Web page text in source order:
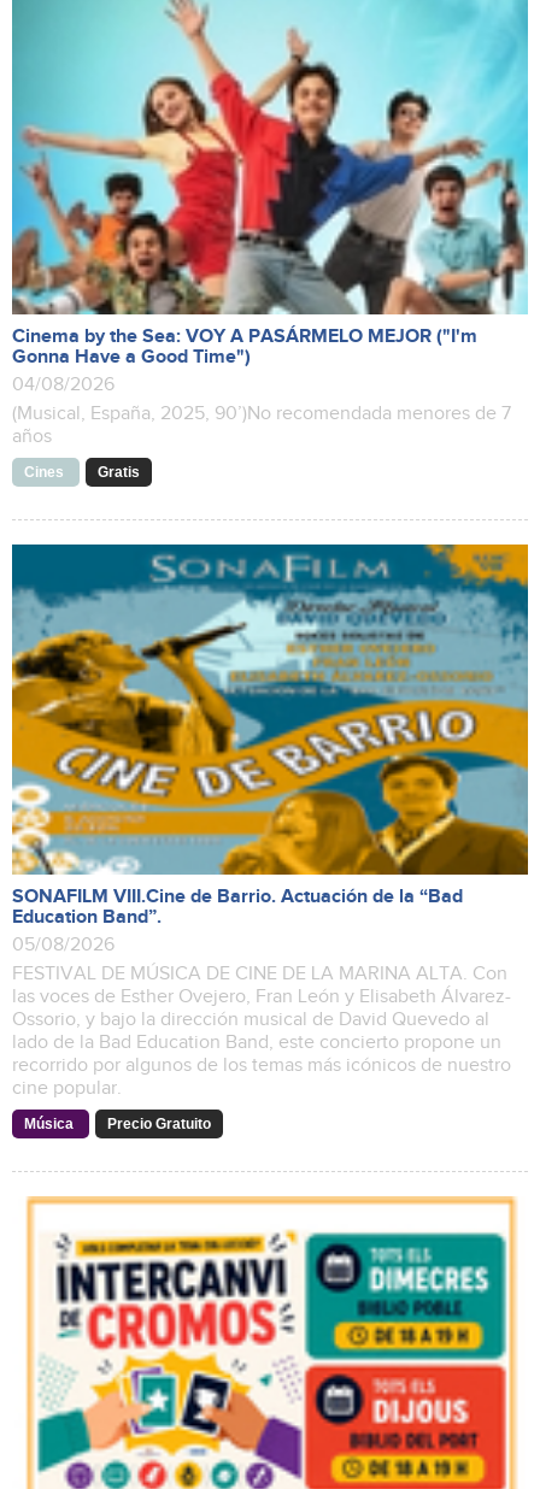
Cinema by the Sea: VOY A PASÁRMELO MEJOR ("I'm
Gonna Have a Good Time")
04/08/2026
(Musical, España, 2025, 90’)No recomendada menores de 7
años
Cines Gratis
SONAFILM VIII.Cine de Barrio. Actuación de la “Bad
Education Band”.
05/08/2026
FESTIVAL DE MÚSICA DE CINE DE LA MARINA ALTA. Con
las voces de Esther Ovejero, Fran León y Elisabeth Álvarez-
Ossorio, y bajo la dirección musical de David Quevedo al
lado de la Bad Education Band, este concierto propone un
recorrido por algunos de los temas más icónicos de nuestro
cine popular.
Música Precio Gratuito